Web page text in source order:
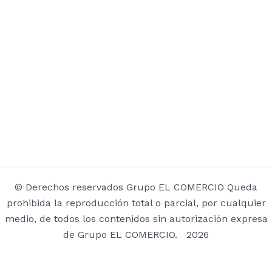
© Derechos reservados Grupo EL COMERCIO Queda
prohibida la reproducción total o parcial, por cualquier
medio, de todos los contenidos sin autorización expresa
de Grupo EL COMERCIO. 2026